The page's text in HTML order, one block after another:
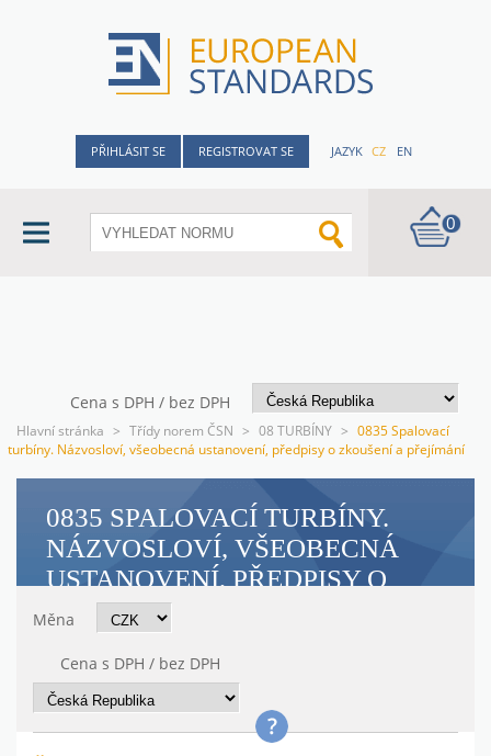
PŘIHLÁSIT SE REGISTROVAT SE JAZYK CZ EN
0
Cena s DPH / bez DPH
Hlavní stránka > Třídy norem ČSN > 08 TURBÍNY > 0835 Spalovací
turbíny. Názvosloví, všeobecná ustanovení, předpisy o zkoušení a přejímání
0835 SPALOVACÍ TURBÍNY.
NÁZVOSLOVÍ, VŠEOBECNÁ
USTANOVENÍ, PŘEDPISY O
ZKOUŠENÍ A PŘEJÍMÁNÍ
Měna
Cena s DPH / bez DPH